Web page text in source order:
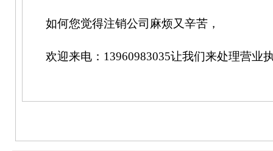
如何您觉得注销公司麻烦又辛苦，
欢迎来电：13960983035让我们来处理营业